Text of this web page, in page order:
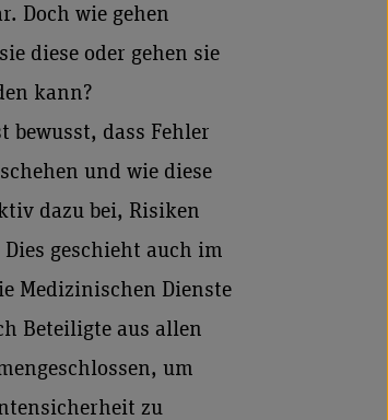
Doch wie gehen
diese oder gehen sie
kann?
bewusst, dass Fehler
und wie diese
dazu bei, Risiken
geschieht auch im
Medizinischen Dienste
Beteiligte aus allen
um
zu